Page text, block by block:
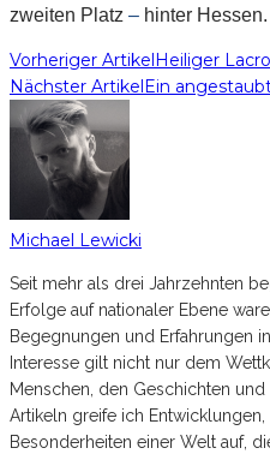
zweiten Platz – hinter Hessen.
Vorheriger ArtikelHeiliger
Nächster ArtikelEin
Michael Lewicki
Seit mehr als drei Jahrzehnten
Erfolge auf nationaler Ebene
Begegnungen und Erfahrungen
Interesse gilt nicht nur dem
Menschen, den Geschichten
Artikeln greife ich
Besonderheiten einer Welt auf,